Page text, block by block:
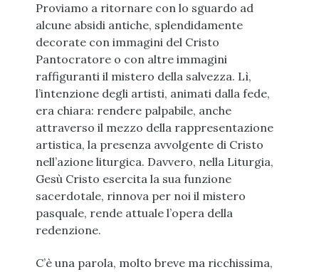
Proviamo a ritornare con lo sguardo ad
alcune absidi antiche, splendidamente
decorate con immagini del Cristo
Pantocratore o con altre immagini
raffiguranti il mistero della salvezza. Lì,
l’intenzione degli artisti, animati dalla fede,
era chiara: rendere palpabile, anche
attraverso il mezzo della rappresentazione
artistica, la presenza avvolgente di Cristo
nell’azione liturgica. Davvero, nella Liturgia,
Gesù Cristo esercita la sua funzione
sacerdotale, rinnova per noi il mistero
pasquale, rende attuale l’opera della
redenzione.
C’è una parola, molto breve ma ricchissima,